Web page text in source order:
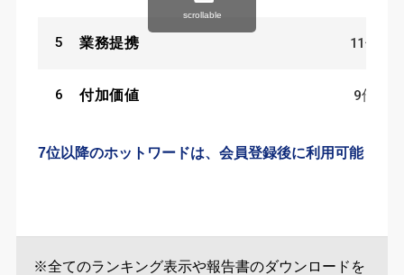
5 業務提携 11件
6 付加価値 9件
7位以降のホットワードは、会員登録後に利用可能
scrollable
※全てのランキング表示や報告書のダウンロードを